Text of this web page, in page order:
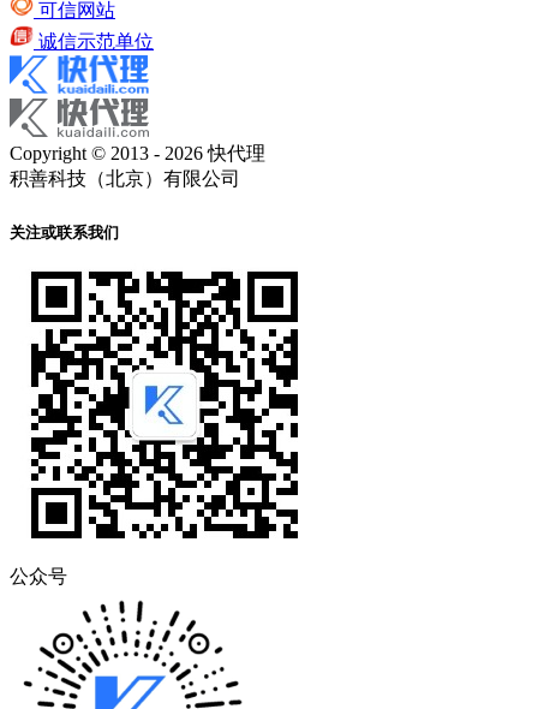
可信网站
诚信示范单位
Copyright © 2013 - 2026 快代理
积善科技（北京）有限公司
关注或联系我们
公众号